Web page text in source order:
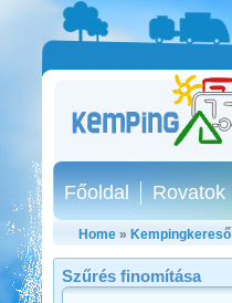
Főoldal Rovatok
Home » Kempingkereső
Szűrés finomítása